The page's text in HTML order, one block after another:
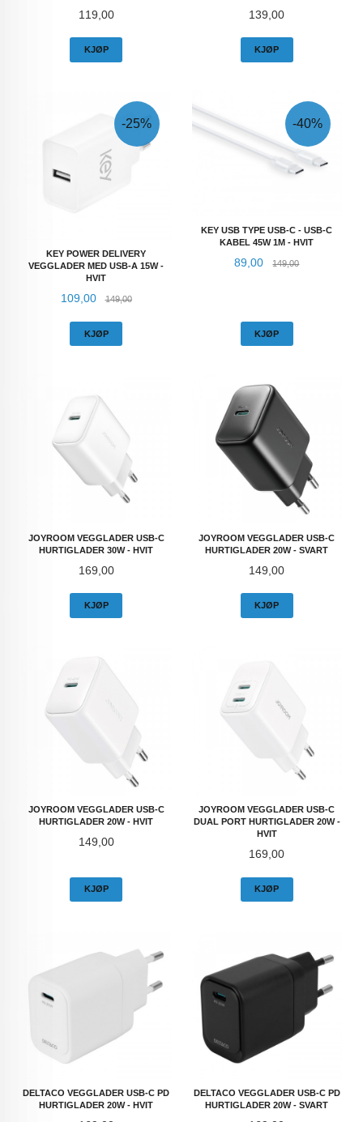
Pris
119,00
KJØP
Pris
139,00
KJØP
KEY POWER DELIVERY
VEGGLADER MED USB-A 15W -
HVIT
Tilbud
109,00 149,00Rabatt
-25%
KJØP
KEY USB TYPE USB-C - USB-C
KABEL 45W 1M - HVIT
Tilbud
89,00 149,00Rabatt
-40%
KJØP
JOYROOM VEGGLADER USB-C
HURTIGLADER 30W - HVIT
Pris
169,00
KJØP
JOYROOM VEGGLADER USB-C
HURTIGLADER 20W - SVART
Pris
149,00
KJØP
JOYROOM VEGGLADER USB-C
HURTIGLADER 20W - HVIT
Pris
149,00
KJØP
JOYROOM VEGGLADER USB-C
DUAL PORT HURTIGLADER 20W -
HVIT
Pris
169,00
KJØP
DELTACO VEGGLADER USB-C PD
HURTIGLADER 20W - HVIT
DELTACO VEGGLADER USB-C PD
HURTIGLADER 20W - SVART